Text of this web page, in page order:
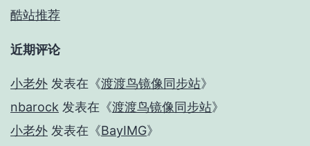
酷站推荐
近期评论
小老外 发表在《渡渡鸟镜像同步站》
nbarock 发表在《渡渡鸟镜像同步站》
小老外 发表在《BayIMG》